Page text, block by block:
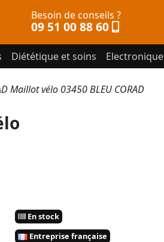
Besoin de conseils ?
09 51 00 88 60
Diététique et soins Electronique
Maillot vélo 03450 BLEU CORAD
En stock
Entreprise française